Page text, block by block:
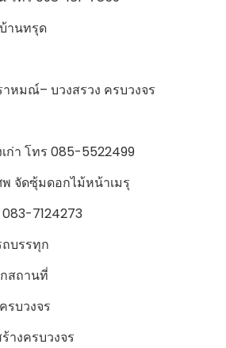
านทรุด
หมณ์– บวงสรวง ครบวงจร
ก่า โทร 085-5522499
จัดซุ้มดอกไม้หน้าเมรุ
7124273
ถบรรทุก
สถานที่
รบวงจร
างครบวงจร